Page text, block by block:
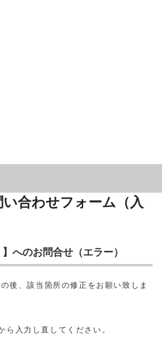
合わせフォーム（入
へのお問合せ（エラー）
後、該当箇所の修正をお願い致しま
ら入力し直してください。